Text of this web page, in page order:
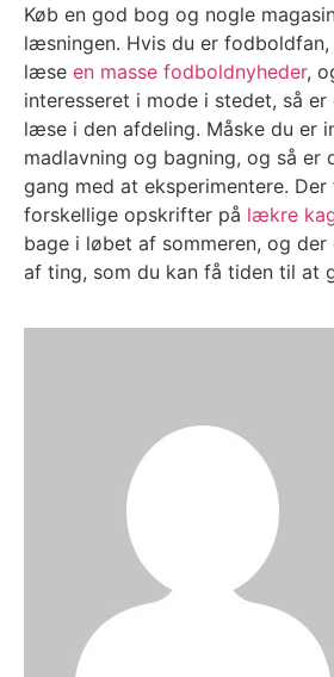
Køb en god bog og nogle
læsningen. Hvis du er
læse en masse fodboldnyheder,
interesseret i mode i stedet, så
læse i den afdeling. Måske du er
madlavning og bagning, og så er
gang med at eksperimentere. Der
forskellige opskrifter på lækre
bage i løbet af sommeren, og der
af ting, som du kan få tiden til at